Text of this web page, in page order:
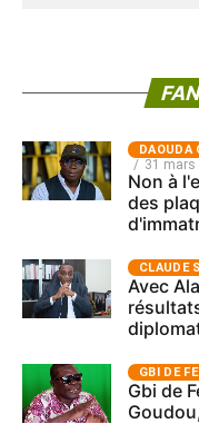
‎DAOUDA
31 mars
Non à
des
CLAUDE
Avec
GBI DE
Gbi de